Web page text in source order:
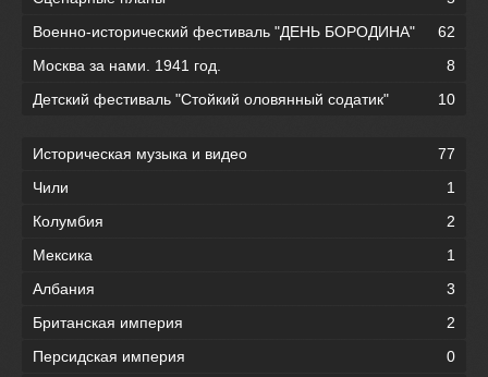
Военно-исторический фестиваль "ДЕНЬ БОРОДИНА"
62
Москва за нами. 1941 год.
8
Детский фестиваль "Стойкий оловянный содатик"
10
Историческая музыка и видео
77
Чили
1
Колумбия
2
Мексика
1
Албания
3
Британская империя
2
Персидская империя
0